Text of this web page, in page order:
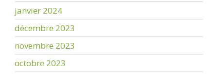
janvier 2024
décembre 2023
novembre 2023
octobre 2023